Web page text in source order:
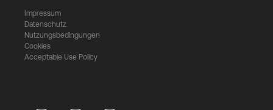
Impressum
Datenschutz
Nutzungsbedingungen
Cookies
Acceptable Use Policy